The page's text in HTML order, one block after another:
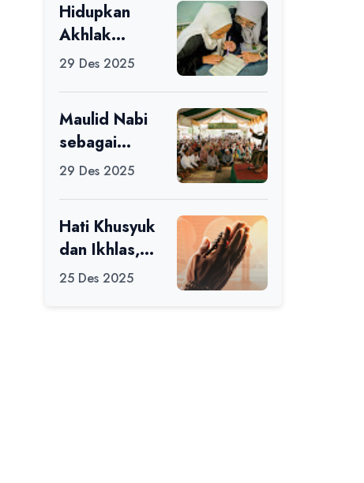
Ikuti Alfaro
Camp di MAN
1 Darussalam
Ciamis
Hidupkan
Akhlak
melalui Ilmu
29 Des 2025
Maulid Nabi
sebagai
Momentum
29 Des 2025
Hati Khusyuk
dan Ikhlas,
Jadi Esensi
25 Des 2025